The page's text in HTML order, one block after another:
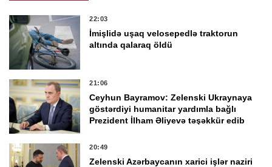
22:03
İmişlidə uşaq velosepedlə traktorun
altında qalaraq öldü
21:06
Ceyhun Bayramov: Zelenski Ukraynaya
göstərdiyi humanitar yardımla bağlı
Prezident İlham Əliyevə təşəkkür edib
20:49
Zelenski Azərbaycanın xarici işlər naziri